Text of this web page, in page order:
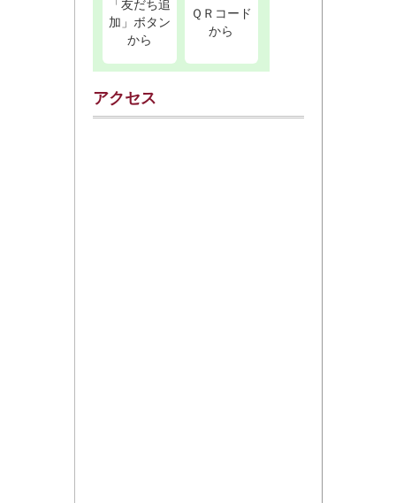
「友だち追
加」ボタン
から
ＱＲコード
から
アクセス